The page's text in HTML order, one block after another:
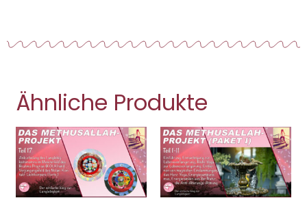
Ähnliche Produkte